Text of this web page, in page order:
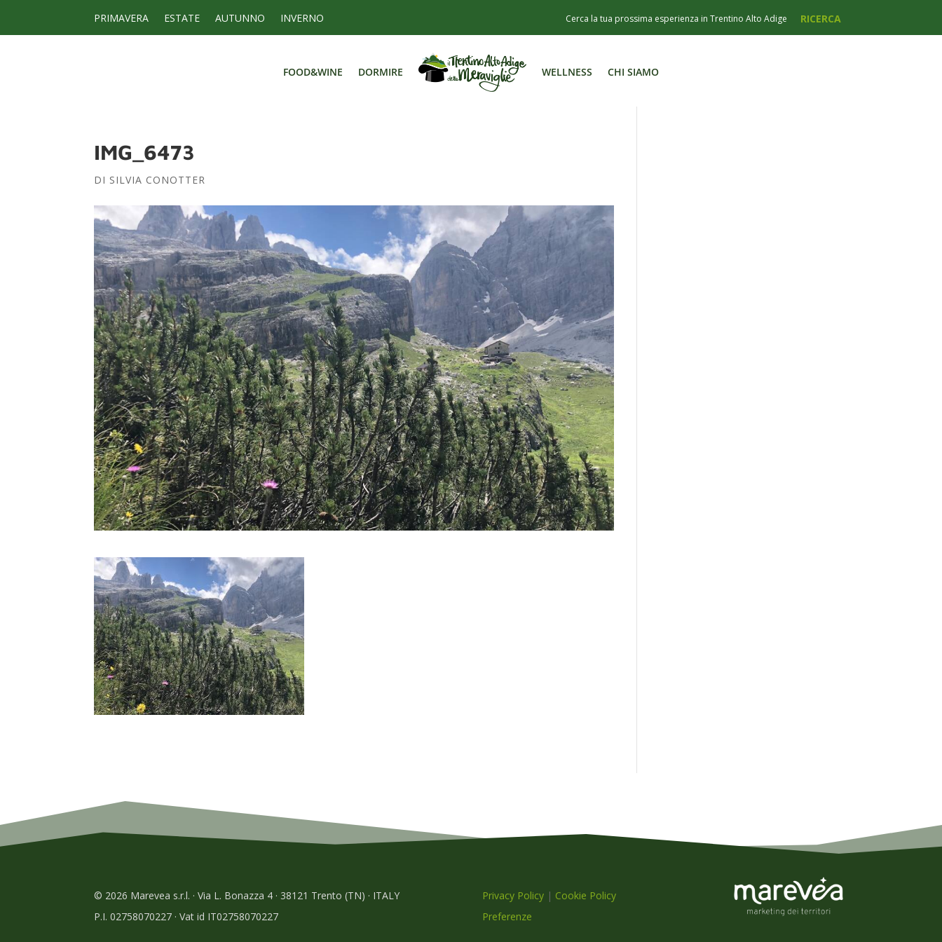
PRIMAVERA ESTATE AUTUNNO INVERNO
FOOD&WINE DORMIRE WELLNESS CHI SIAMO
FOOD&WINE DORMIRE WELLNESS CHI SIAMO
IMG_6473
DI SILVIA CONOTTER
© 2026 Marevea s.r.l. · Via L. Bonazza 4 · 38121 Trento (TN) · ITALY
P.I. 02758070227 · Vat id IT02758070227
Privacy Policy | Cookie Policy
Preferenze